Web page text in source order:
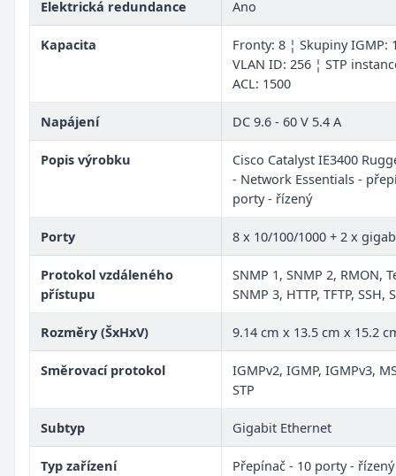
Elektrická redundance Ano
Kapacita
Fronty: 8 ¦ Skupiny IGMP:
VLAN ID: 256 ¦ STP
ACL: 1500
Napájení DC 9.6 - 60 V 5.4 A
Popis výrobku
Cisco Catalyst IE3400
- Network Essentials -
porty - řízený
Porty 8 x 10/100/1000 + 2 x
Protokol vzdáleného
přístupu
SNMP 1, SNMP 2, RMON,
SNMP 3, HTTP, TFTP, SSH,
Rozměry (ŠxHxV) 9.14 cm x 13.5 cm x 15.2
Směrovací protokol
IGMPv2, IGMP, IGMPv3,
STP
Subtyp Gigabit Ethernet
Typ zařízení Přepínač - 10 porty - řízený